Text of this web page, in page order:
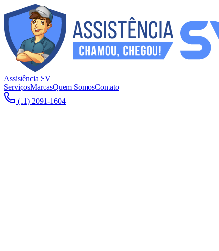
Assistência SV
ServiçosMarcasQuem SomosContato
(11) 2091-1604